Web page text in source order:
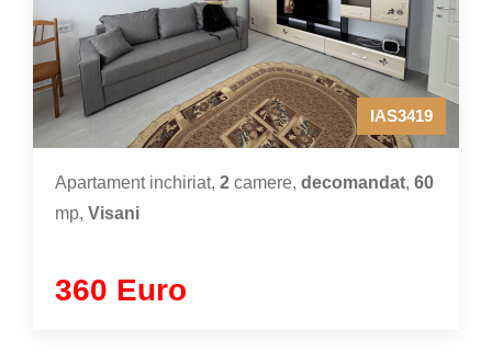
IAS3419
Apartament inchiriat, 2 camere, decomandat, 60
mp, Visani
360 Euro